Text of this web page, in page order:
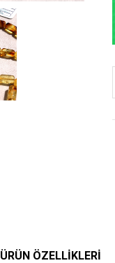
ÜRÜN ÖZELLIKLERI